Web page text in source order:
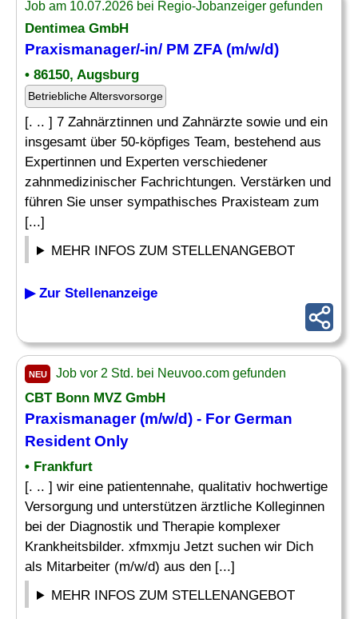
Job am 10.07.2026 bei Regio-Jobanzeiger gefunden
Dentimea GmbH
Praxismanager/-in/ PM ZFA (m/w/d)
• 86150, Augsburg
Betriebliche Altersvorsorge
[. .. ] 7 Zahnärztinnen und Zahnärzte sowie und ein
insgesamt über 50-köpfiges Team, bestehend aus
Expertinnen und Experten verschiedener
zahnmedizinischer Fachrichtungen. Verstärken und
führen Sie unser sympathisches Praxisteam zum
[...]
MEHR INFOS ZUM STELLENANGEBOT
▶ Zur Stellenanzeige
NEU Job vor 2 Std. bei Neuvoo.com gefunden
CBT Bonn MVZ GmbH
Praxismanager(m/w/d) - For German
Resident Only
• Frankfurt
[. .. ] wir eine patientennahe, qualitativ hochwertige
Versorgung und unterstützen ärztliche Kolleginnen
bei der Diagnostik und Therapie komplexer
Krankheitsbilder. xfmxmju Jetzt suchen wir Dich
als Mitarbeiter (m/w/d) aus den [...]
MEHR INFOS ZUM STELLENANGEBOT